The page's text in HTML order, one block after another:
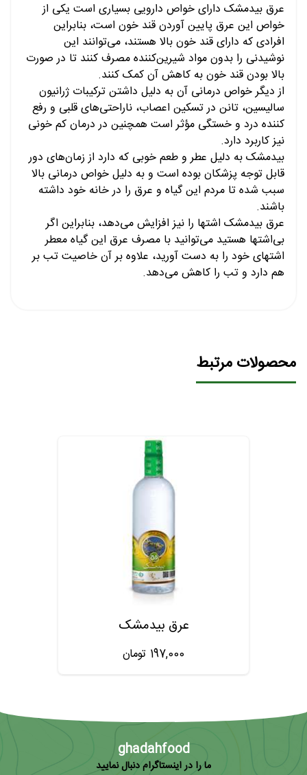
عرق بیدمشک دارای خواص دارویی بسیاری است یکی از
خواص این عرق پایین آوردن قند خون است، بنابراین
افرادی که دارای قند خون بالا هستند، می‌توانند این
نوشیدنی را بدون مواد شیرین‌کننده مصرف کنند تا در صورت
بالا بودن قند خون به کاهش آن کمک کنند.
از دیگر خواص درمانی آن به دلیل داشتن ترکیبات ژرانیون
سالیسین، تانن در تسکین اعصاب، ناراحتی‌های قلبی و رفع
کننده درد و خستگی مؤثر است همچنین در درمان کم خونی
نیز کاربرد دارد.
بیدمشک به دلیل عطر و طعم خوبی که دارد از زمان‌های دور
قابل توجه پزشکان بوده است و به دلیل خواص درمانی بالا
سبب شده تا مردم این گیاه و عرق را در خانه خود داشته
باشند.
عرق بیدمشک اشتها را نیز افزایش می‌دهد، بنابراین اگر
بی‌اشتها هستید می‌توانید با مصرف عرق این گیاه معطر
اشتهای خود را به دست آورید، علاوه بر آن خاصیت تب بر
هم دارد و تب را کاهش می‌دهد.
محصولات مرتبط
عرق بیدمشک
197,000 تومان
ghadahfood
ما را در اینستاگرام دنبال نمایید